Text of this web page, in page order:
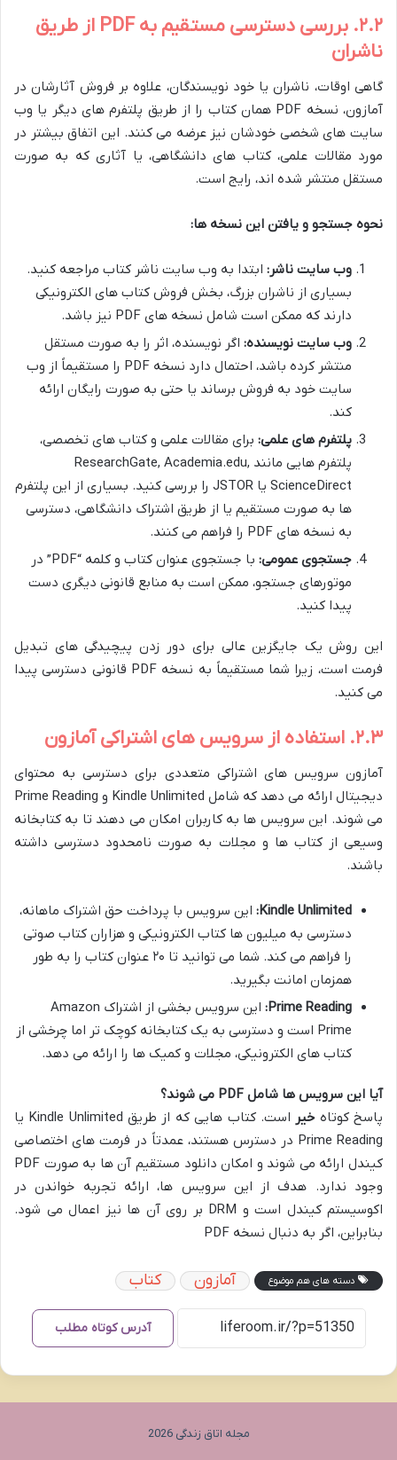
۲.۲. بررسی دسترسی مستقیم به PDF از طریق
ناشران
گاهی اوقات، ناشران یا خود نویسندگان، علاوه بر فروش آثارشان در
آمازون، نسخه PDF همان کتاب را از طریق پلتفرم های دیگر یا وب
سایت های شخصی خودشان نیز عرضه می کنند. این اتفاق بیشتر در
مورد مقالات علمی، کتاب های دانشگاهی، یا آثاری که به صورت
مستقل منتشر شده اند، رایج است.
نحوه جستجو و یافتن این نسخه ها:
وب سایت ناشر: ابتدا به وب سایت ناشر کتاب مراجعه کنید.
بسیاری از ناشران بزرگ، بخش فروش کتاب های الکترونیکی
دارند که ممکن است شامل نسخه های PDF نیز باشد.
وب سایت نویسنده: اگر نویسنده، اثر را به صورت مستقل
منتشر کرده باشد، احتمال دارد نسخه PDF را مستقیماً از وب
سایت خود به فروش برساند یا حتی به صورت رایگان ارائه
کند.
پلتفرم های علمی: برای مقالات علمی و کتاب های تخصصی،
پلتفرم هایی مانند ResearchGate, Academia.edu,
ScienceDirect یا JSTOR را بررسی کنید. بسیاری از این پلتفرم
ها به صورت مستقیم یا از طریق اشتراک دانشگاهی، دسترسی
به نسخه های PDF را فراهم می کنند.
جستجوی عمومی:
با جستجوی عنوان کتاب و کلمه “PDF” در
موتورهای جستجو، ممکن است به منابع قانونی دیگری دست
پیدا کنید.
این روش یک جایگزین عالی برای دور زدن پیچیدگی های تبدیل
فرمت است، زیرا شما مستقیماً به نسخه PDF قانونی دسترسی پیدا
می کنید.
۲.۳. استفاده از سرویس های اشتراکی آمازون
آمازون سرویس های اشتراکی متعددی برای دسترسی به محتوای
دیجیتال ارائه می دهد که شامل Kindle Unlimited و Prime Reading
می شوند. این سرویس ها به کاربران امکان می دهند تا به کتابخانه
وسیعی از کتاب ها و مجلات به صورت نامحدود دسترسی داشته
باشند.
Kindle Unlimited: این سرویس با پرداخت حق اشتراک ماهانه،
دسترسی به میلیون ها کتاب الکترونیکی و هزاران کتاب صوتی
را فراهم می کند. شما می توانید تا ۲۰ عنوان کتاب را به طور
همزمان امانت بگیرید.
Prime Reading:
این سرویس بخشی از اشتراک Amazon
Prime است و دسترسی به یک کتابخانه کوچک تر اما چرخشی از
کتاب های الکترونیکی، مجلات و کمیک ها را ارائه می دهد.
آیا این سرویس ها شامل PDF می شوند؟
پاسخ کوتاه خیر
است. کتاب هایی که از طریق Kindle Unlimited یا
Prime Reading در دسترس هستند، عمدتاً در فرمت های اختصاصی
کیندل ارائه می شوند و امکان دانلود مستقیم آن ها به صورت PDF
وجود ندارد. هدف از این سرویس ها، ارائه تجربه خواندن در
اکوسیستم کیندل است و DRM بر روی آن ها نیز اعمال می شود.
بنابراین، اگر به دنبال نسخه PDF
دسته های هم موضوع آمازون کتاب
آدرس کوتاه مطلب
مجله اتاق زندگی 2026